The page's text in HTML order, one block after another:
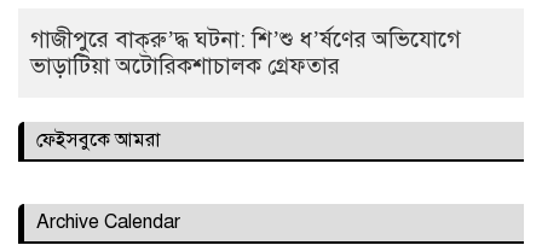
গাজীপুরে বাক্‌রু’দ্ধ ঘটনা: শি’শু ধ’র্ষণের অভিযোগে
ভাড়াটিয়া অটোরিকশাচালক গ্রেফতার
ফেইসবুকে আমরা
Archive Calendar